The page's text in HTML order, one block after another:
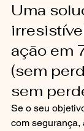
Uma
ação em
(sem
sem
Se o seu
com